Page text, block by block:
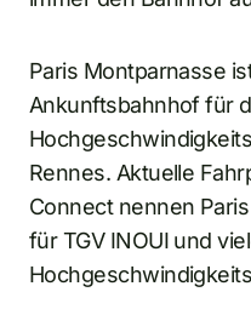
Paris Montparnasse
Ankunftsbahnhof für
Rennes. Aktuelle
Connect nennen
für TGV INOUI und